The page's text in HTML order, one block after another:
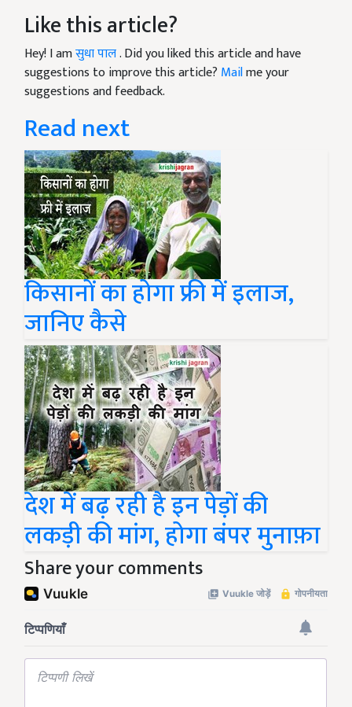
Like this article?
Hey! I amसुधा पाल. Did you liked this article and have
suggestions to improve this article? Mailme your
suggestions and feedback.
Read next
किसानों का होगा फ्री में इलाज,
जानिए कैसे
देश में बढ़ रही है इन पेड़ों की
लकड़ी की मांग, होगा बंपर मुनाफ़ा
Share your comments